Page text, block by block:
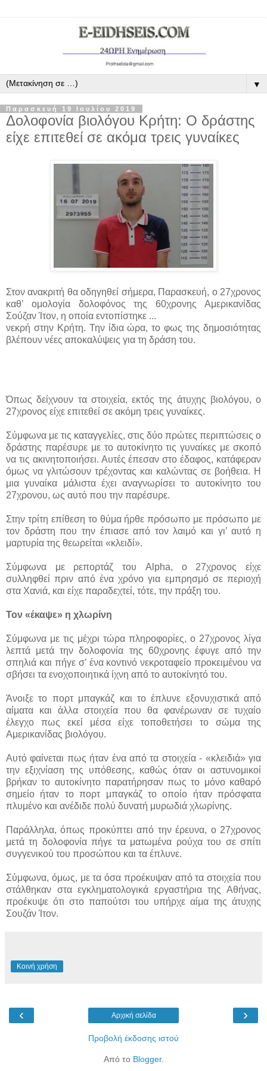
▼
Παρασκευή 19 Ιουλίου 2019
Δολοφονία βιολόγου Κρήτη: Ο δράστης
είχε επιτεθεί σε ακόμα τρεις γυναίκες
Στον ανακριτή θα οδηγηθεί σήμερα, Παρασκευή, ο 27χρονος
καθ’ ομολογία δολοφόνος της 60χρονης Αμερικανίδας
Σούζαν Ίτον, η οποία εντοπίστηκε ...
νεκρή στην Κρήτη. Την ίδια ώρα, το φως της δημοσιότητας
βλέπουν νέες αποκαλύψεις για τη δράση του.
Όπως δείχνουν τα στοιχεία, εκτός της άτυχης βιολόγου, ο
27χρονος είχε επιτεθεί σε ακόμη τρεις γυναίκες.
Σύμφωνα με τις καταγγελίες, στις δύο πρώτες περιπτώσεις ο
δράστης παρέσυρε με το αυτοκίνητο τις γυναίκες με σκοπό
να τις ακινητοποιήσει. Αυτές έπεσαν στο έδαφος, κατάφεραν
όμως να γλιτώσουν τρέχοντας και καλώντας σε βοήθεια. Η
μια γυναίκα μάλιστα έχει αναγνωρίσει το αυτοκίνητο του
27χρονου, ως αυτό που την παρέσυρε.
Στην τρίτη επίθεση το θύμα ήρθε πρόσωπο με πρόσωπο με
τον δράστη που την έπιασε από τον λαιμό και γι’ αυτό η
μαρτυρία της θεωρείται «κλειδί».
Σύμφωνα με ρεπορτάζ του Alpha, o 27χρονος είχε
συλληφθεί πριν από ένα χρόνο για εμπρησμό σε περιοχή
στα Χανιά, και είχε παραδεχτεί, τότε, την πράξη του.
Τον «έκαψε» η χλωρίνη
Σύμφωνα με τις μέχρι τώρα πληροφορίες, ο 27χρονος λίγα
λεπτά μετά την δολοφονία της 60χρονης έφυγε από την
σπηλιά και πήγε σ’ ένα κοντινό νεκροταφείο προκειμένου να
σβήσει τα ενοχοποιητικά ίχνη από το αυτοκίνητό του.
Άνοιξε το πορτ μπαγκάζ και το έπλυνε εξονυχιστικά από
αίματα και άλλα στοιχεία που θα φανέρωναν σε τυχαίο
έλεγχο πως εκεί μέσα είχε τοποθετήσει το σώμα της
Αμερικανίδας βιολόγου.
Αυτό φαίνεται πως ήταν ένα από τα στοιχεία - «κλειδιά» για
την εξιχνίαση της υπόθεσης, καθώς όταν οι αστυνομικοί
βρήκαν το αυτοκίνητο παρατήρησαν πως το μόνο καθαρό
σημείο ήταν το πορτ μπαγκάζ το οποίο ήταν πρόσφατα
πλυμένο και ανέδιδε πολύ δυνατή μυρωδιά χλωρίνης.
Παράλληλα, όπως προκύπτει από την έρευνα, ο 27χρονος
μετά τη δολοφονία πήγε τα ματωμένα ρούχα του σε σπίτι
συγγενικού του προσώπου και τα έπλυνε.
Σύμφωνα, όμως, με τα όσα προέκυψαν από τα στοιχεία που
στάλθηκαν στα εγκληματολογικά εργαστήρια της Αθήνας,
προέκυψε ότι στο παπούτσι του υπήρχε αίμα της άτυχης
Σουζάν Ίτον.
Κοινή χρήση
‹ ›
Αρχική σελίδα
Προβολή έκδοσης ιστού
Από το Blogger.